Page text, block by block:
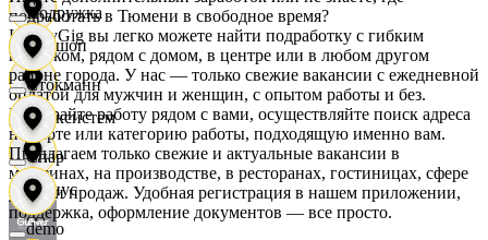
Ваншоп
Ворксистем
Гелиус
Подружка
Стокманн
Cпар
demo
подработать в Тюмени в свободное время?
На MyGig вы легко можете найти подработку с гибким
графиком, рядом с домом, в центре или в любом другом
районе города. У нас — только свежие вакансии с ежедневной
оплатой для мужчин и женщин, с опытом работы и без.
Выбирайте работу рядом с вами, осуществляйте поиск адреса
на карте или категорию работы, подходящую именно вам.
Предлагаем только свежие и актуальные вакансии в
магазинах, на производстве, в ресторанах, гостиницах, сфере
услуг и продаж. Удобная регистрация в нашем приложении,
поддержка, оформление документов — все просто.